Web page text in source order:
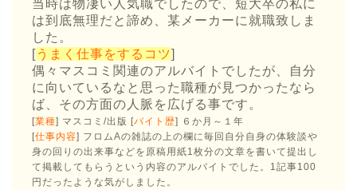
当時は物凄い人気職でしたので、短大卒の私に
は到底無理だと諦め、某メーカーに就職致しま
した。
[うまく仕事をするコツ]
偶々マスコミ関連のアルバイトでしたが、自分
に向いているなと思った職種が見つかったなら
ば、その方面の人脈を広げる事です。
[業種] マスコミ/出版 [バイト歴] ６か月～１年
[仕事内容] フロムAの雑誌の上の欄に毎回自分自身の体験談や
身の回りの出来事などを原稿用紙1枚分の文章を書いて提出し
て掲載してもらうという内容のアルバイトでした。1記事100
円だったような気がしました。